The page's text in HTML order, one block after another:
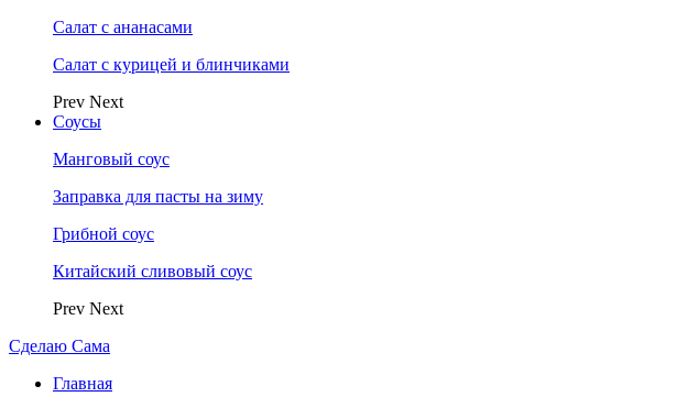
Салат с ананасами
Салат с курицей и блинчиками
Prev Next
Соусы
Манговый соус
Заправка для пасты на зиму
Грибной соус
Китайский сливовый соус
Prev Next
Сделаю Сама
Главная